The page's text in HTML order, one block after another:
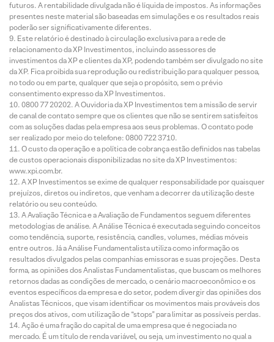
futuros. A rentabilidade divulgada não é líquida de impostos. As informações
presentes neste material são baseadas em simulações e os resultados reais
poderão ser significativamente diferentes.
Este relatório é destinado à circulação exclusiva para a rede de
relacionamento da XP Investimentos, incluindo assessores de
investimentos da XP e clientes da XP, podendo também ser divulgado no site
da XP. Fica proibida sua reprodução ou redistribuição para qualquer pessoa,
no todo ou em parte, qualquer que seja o propósito, sem o prévio
consentimento expresso da XP Investimentos.
0800 77 20202. A Ouvidoria da XP Investimentos tem a missão de servir
de canal de contato sempre que os clientes que não se sentirem satisfeitos
com as soluções dadas pela empresa aos seus problemas. O contato pode
ser realizado por meio do telefone: 0800 722 3710.
O custo da operação e a política de cobrança estão definidos nas tabelas
de custos operacionais disponibilizadas no site da XP Investimentos:
www.xpi.com.br.
A XP Investimentos se exime de qualquer responsabilidade por quaisquer
prejuízos, diretos ou indiretos, que venham a decorrer da utilização deste
relatório ou seu conteúdo.
A Avaliação Técnica e a Avaliação de Fundamentos seguem diferentes
metodologias de análise. A Análise Técnica é executada seguindo conceitos
como tendência, suporte, resistência, candles, volumes, médias móveis
entre outros. Já a Análise Fundamentalista utiliza como informação os
resultados divulgados pelas companhias emissoras e suas projeções. Desta
forma, as opiniões dos Analistas Fundamentalistas, que buscam os melhores
retornos dadas as condições de mercado, o cenário macroeconômico e os
eventos específicos da empresa e do setor, podem divergir das opiniões dos
Analistas Técnicos, que visam identificar os movimentos mais prováveis dos
preços dos ativos, com utilização de “stops” para limitar as possíveis perdas.
Ação é uma fração do capital de uma empresa que é negociada no
mercado. É um título de renda variável, ou seja, um investimento no qual a